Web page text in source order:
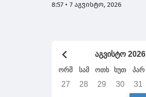
8:57 • 7 აგვისტო, 2026
აგვისტო 2026
ორშ სამ ოთხ ხუთ პარ
27 28 29 30 31